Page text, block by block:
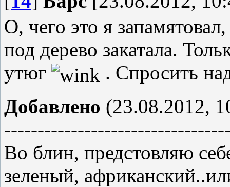
О, чего это я
под дерево закатала.
утюг
. Спросить
Добавлено (23.08.2012,
Во блин, предстовляю
зеленый,